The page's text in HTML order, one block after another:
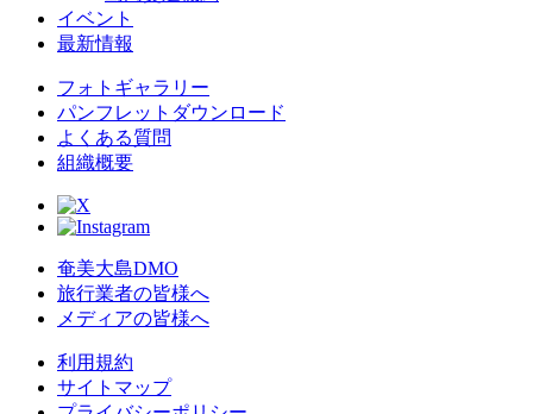
イベント
最新情報
フォトギャラリー
パンフレットダウンロード
よくある質問
組織概要
奄美大島DMO
旅行業者の皆様へ
メディアの皆様へ
利用規約
サイトマップ